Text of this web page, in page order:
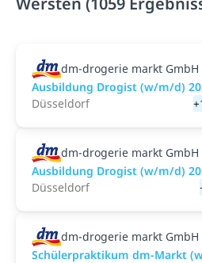
dm-drogerie markt GmbH
Ausbildung Drogist (w/m/d)
Düsseldorf
dm-drogerie markt GmbH
Ausbildung Drogist (w/m/d)
Düsseldorf
dm-drogerie markt GmbH
Schülerpraktikum dm-Markt